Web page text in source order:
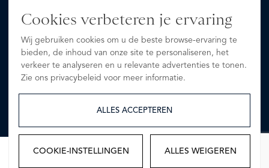
VACATURES
CONTACT
+31 20 7403222
Mail ons
© 2026 - Werkenbij.skins.nl - All rights reserved
Cookies verbeteren je ervaring
Wij gebruiken cookies om u de beste browse-ervaring te
bieden, de inhoud van onze site te personaliseren, het
verkeer te analyseren en u relevante advertenties te tonen.
Zie ons privacybeleid voor meer informatie.
ALLES ACCEPTEREN
COOKIE-INSTELLINGEN ALLES WEIGEREN